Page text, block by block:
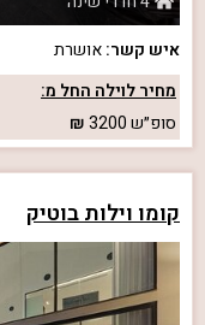
איש קשר:אושרת
מחיר לוילה החל מ:
סופ״ש3200
קומו וילות בוטיק